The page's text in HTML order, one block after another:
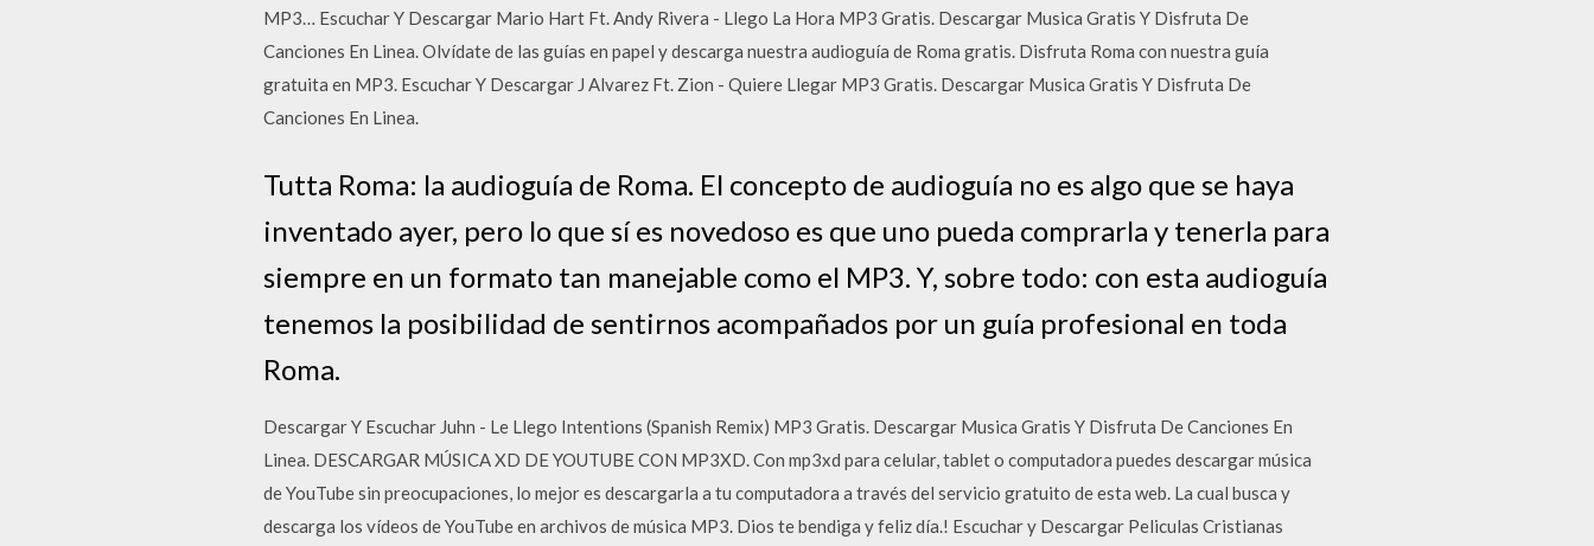
MP3… Escuchar Y Descargar Mario Hart Ft. Andy Rivera - Llego La Hora MP3 Gratis. Descargar Musica Gratis Y Disfruta De
Canciones En Linea. Olvídate de las guías en papel y descarga nuestra audioguía de Roma gratis. Disfruta Roma con nuestra guía
gratuita en MP3. Escuchar Y Descargar J Alvarez Ft. Zion - Quiere Llegar MP3 Gratis. Descargar Musica Gratis Y Disfruta De
Canciones En Linea.
Tutta Roma: la audioguía de Roma. El concepto de audioguía no es algo que se haya
inventado ayer, pero lo que sí es novedoso es que uno pueda comprarla y tenerla para
siempre en un formato tan manejable como el MP3. Y, sobre todo: con esta audioguía
tenemos la posibilidad de sentirnos acompañados por un guía profesional en toda
Roma.
Descargar Y Escuchar Juhn - Le Llego Intentions (Spanish Remix) MP3 Gratis. Descargar Musica Gratis Y Disfruta De Canciones En
Linea. DESCARGAR MÚSICA XD DE YOUTUBE CON MP3XD. Con mp3xd para celular, tablet o computadora puedes descargar música
de YouTube sin preocupaciones, lo mejor es descargarla a tu computadora a través del servicio gratuito de esta web. La cual busca y
descarga los vídeos de YouTube en archivos de música MP3. Dios te bendiga y feliz día.! Escuchar y Descargar Peliculas Cristianas